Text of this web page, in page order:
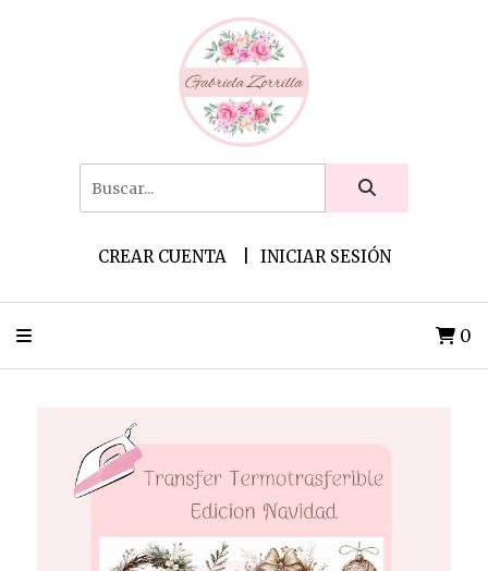
CREAR CUENTA INICIAR SESIÓN
0